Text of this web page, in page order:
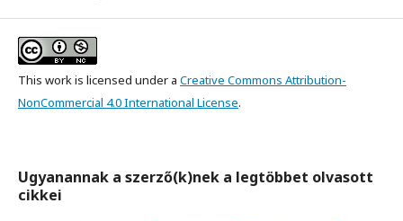
This work is licensed under a Creative Commons Attribution-
NonCommercial 4.0 International License.
Ugyanannak a szerző(k)nek a legtöbbet olvasott
cikkei